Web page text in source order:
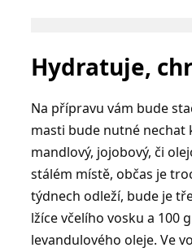
Hydratuje,
Na přípravu vám bude
masti bude nutné nechat
mandlový, jojobový, či
stálém místě, občas je
týdnech odleží, bude je
lžíce včelího vosku a 100
levandulového oleje. Ve